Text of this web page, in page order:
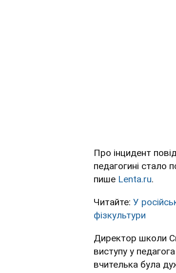
Про інцидент
педагогині стало
пише Lenta.ru.
Читайте: У
фізкультури
Директор школи
виступу у
вчителька була